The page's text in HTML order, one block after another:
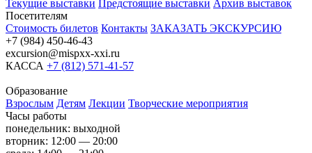
Текущие выставки Предстоящие выставки Архив выставок
Посетителям
Стоимость билетов Контакты ЗАКАЗАТЬ ЭКСКУРСИЮ
+7 (984) 450-46-43
excursion@mispxx-xxi.ru
КАССА +7 (812) 571-41-57
Образование
Взрослым Детям Лекции Творческие мероприятия
Часы работы
понедельник: выходной
вторник: 12:00 — 20:00